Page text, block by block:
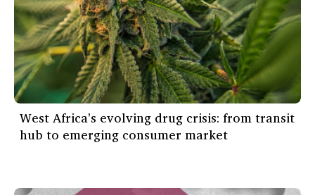
West Africa's evolving drug crisis: from transit
hub to emerging consumer market